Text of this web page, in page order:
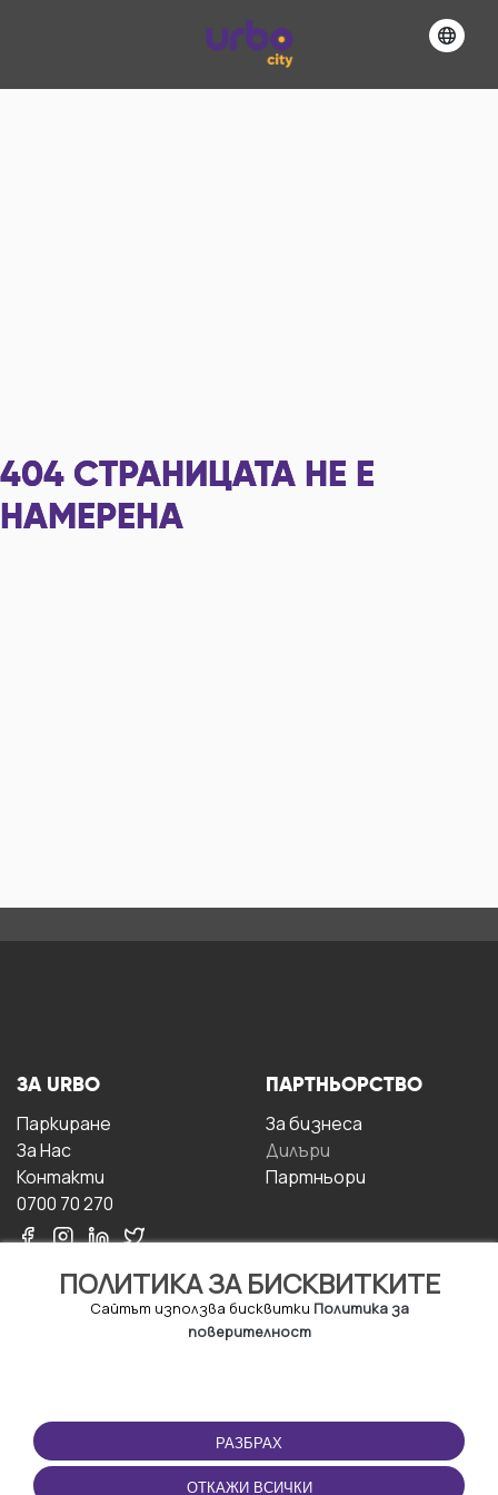
404 СТРАНИЦАТА НЕ Е
НАМЕРЕНА
ПОЛИТИКА ЗА БИСКВИТКИТЕ
Сайтът използва бисквитки Политика за
поверителност
РАЗБРАХ
ОТКАЖИ ВСИЧКИ
ЗА URBO
Паркиране
За Hас
Контакти
0700 70 270
ПАРТНЬОРСТВО
За бизнесa
Дилъри
Партньори
ПОЛЗВАНЕ
Правила и условия за
ползване
ПРИЛОЖЕНИЕТО